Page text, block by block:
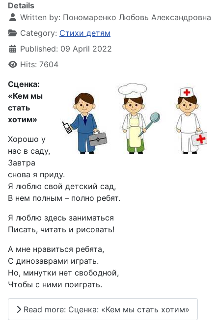
Details
Written by: Пономаренко Любовь Александровна
Category: Стихи детям
Published: 09 April 2022
Hits: 7604
Сценка:
«Кем мы
стать
хотим»
Хорошо у
нас в саду,
Завтра
снова я приду.
Я люблю свой детский сад,
В нем полным – полно ребят.
Я люблю здесь заниматься
Писать, читать и рисовать!
А мне нравиться ребята,
С динозаврами играть.
Но, минутки нет свободной,
Чтобы с ними поиграть.
Read more: Сценка: «Кем мы стать хотим»